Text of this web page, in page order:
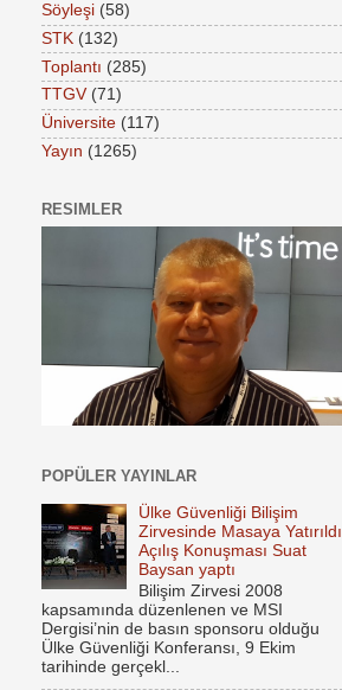
Söyleşi (58)
STK (132)
Toplantı (285)
TTGV (71)
Üniversite (117)
Yayın (1265)
RESIMLER
POPÜLER YAYINLAR
Ülke Güvenliği Bilişim
Zirvesinde Masaya Yatırıldı
Açılış Konuşması Suat
Baysan yaptı
Bilişim Zirvesi 2008
kapsamında düzenlenen ve MSI
Dergisi’nin de basın sponsoru olduğu
Ülke Güvenliği Konferansı, 9 Ekim
tarihinde gerçekl...